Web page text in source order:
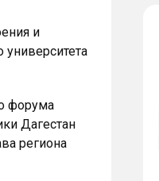
и
форума
Дагестан
региона